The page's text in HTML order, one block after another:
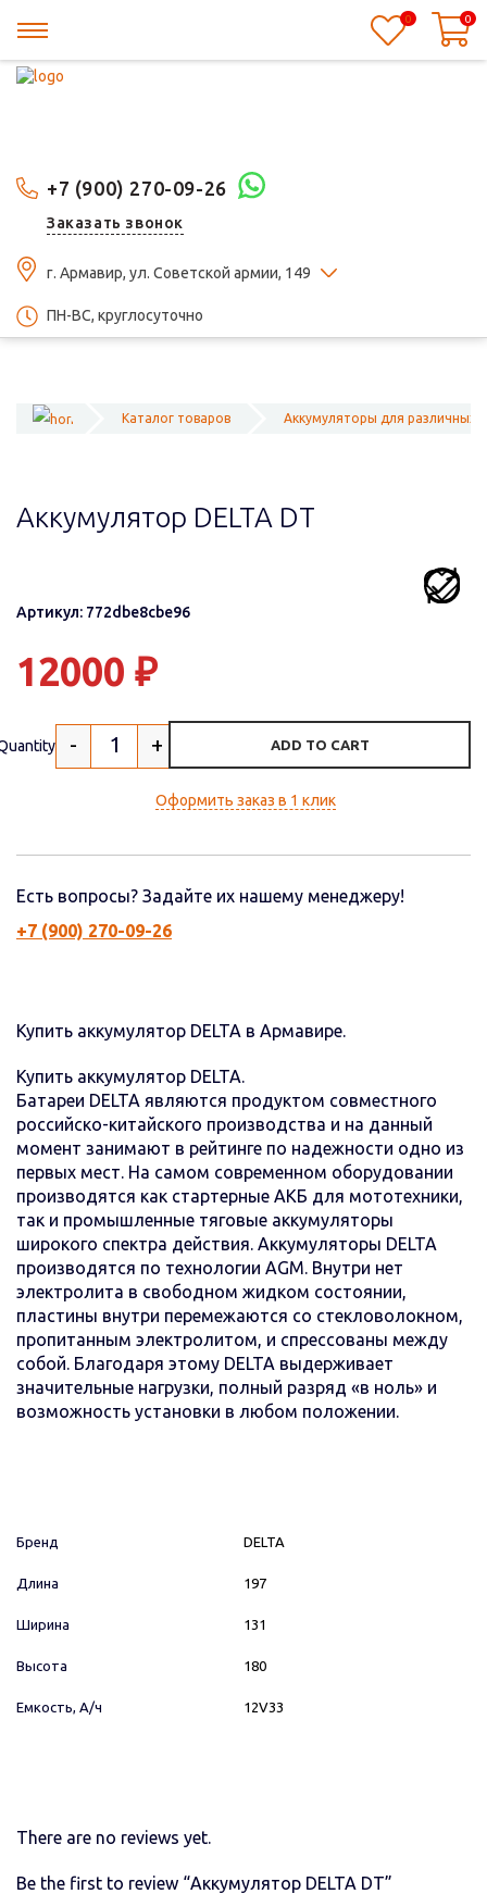
+7 (900) 270-09-26
Заказать звонок
г. Армавир, ул. Советской армии, 149
ПН-ВС, круглосуточно
0 0
Каталог товаров Аккумуляторы для различных
Аккумулятор DELTA DT
Артикул: 772dbe8cbe96
12000 ₽
- + ADD TO CART
Оформить заказ в 1 клик
Есть вопросы? Задайте их нашему менеджеру!
+7 (900) 270-09-26
Купить аккумулятор DELTA в Армавире.
Купить аккумулятор DELTA.
Батареи DELTA являются продуктом совместного
российско-китайского производства и на данный
момент занимают в рейтинге по надежности одно из
первых мест. На самом современном оборудовании
производятся как стартерные АКБ для мототехники,
так и промышленные тяговые аккумуляторы
широкого спектра действия. Аккумуляторы DELTA
производятся по технологии AGM. Внутри нет
электролита в свободном жидком состоянии,
пластины внутри перемежаются со стекловолокном,
пропитанным электролитом, и спрессованы между
собой. Благодаря этому DELTA выдерживает
значительные нагрузки, полный разряд «в ноль» и
возможность установки в любом положении.
Бренд DELTA
Длина 197
Ширина 131
Высота 180
Емкость, А/ч 12V33
There are no reviews yet.
Be the first to review “Аккумулятор DELTA DT”